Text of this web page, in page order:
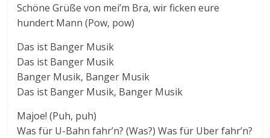
Schöne Grüße von mei’m Bra, wir ficken eure
hundert Mann (Pow, pow)
Das ist Banger Musik
Das ist Banger Musik
Banger Musik, Banger Musik
Das ist Banger Musik, Banger Musik
Majoe! (Puh, puh)
Was für U-Bahn fahr’n? (Was?) Was für Uber fahr’n?